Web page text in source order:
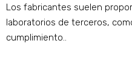
Los fabricantes suelen
laboratorios de terceros,
cumplimiento..